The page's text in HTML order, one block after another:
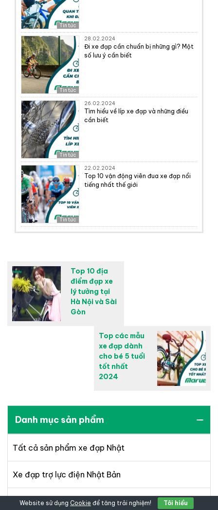
Tin tức
Tin tức
28.02.2024
Đi xe đạp cần chuẩn bị những gì? Một
số lưu ý cần biết
Tin tức
26.02.2024
Tìm hiểu về líp xe đạp và những điều
cần biết
Tin tức
22.02.2024
Top 10 vận động viên đua xe đạp nổi
tiếng nhất thế giới
Top 10 địa
điểm đạp xe
lý tưởng tại
Hà Nội và Sài
Gòn
Top các mẫu
xe đạp dành
cho bé 5 tuổi
tốt nhất
2024
Danh mục sản phẩm
Tất cả sản phẩm xe đạp Nhật
Xe đạp trợ lực điện Nhật Bản
Xe đạp mini
Website sử dụng Cookie để tăng trải nghiệm! Tôi hiểu